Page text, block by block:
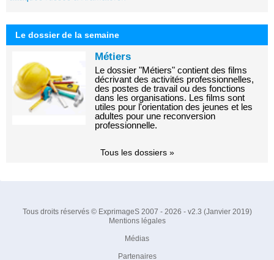
Le dossier de la semaine
Métiers
Le dossier "Métiers" contient des films
décrivant des activités professionnelles,
des postes de travail ou des fonctions
dans les organisations. Les films sont
utiles pour l'orientation des jeunes et les
adultes pour une reconversion
professionnelle.
Tous les dossiers »
Tous droits réservés © ExprimageS 2007 - 2026 - v2.3 (Janvier 2019)
Mentions légales
Médias
Partenaires